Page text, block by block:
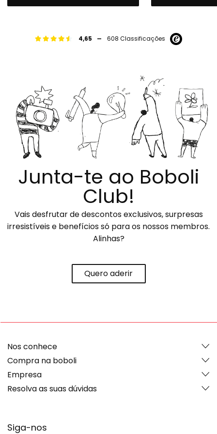
4,65 - 608 Classificações
Junta-te ao Boboli
Club!
Vais desfrutar de descontos exclusivos, surpresas
irresistíveis e benefícios só para os nossos membros.
Alinhas?
Quero aderir
Siga-nos
Nos conhece
Compra na boboli
Empresa
Resolva as suas dúvidas